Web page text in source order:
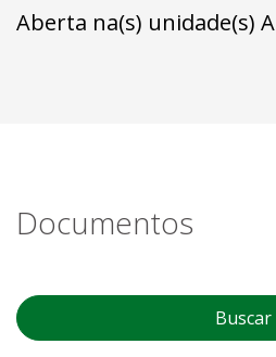
Aberta na(s) unidade(s)
Documentos
Buscar